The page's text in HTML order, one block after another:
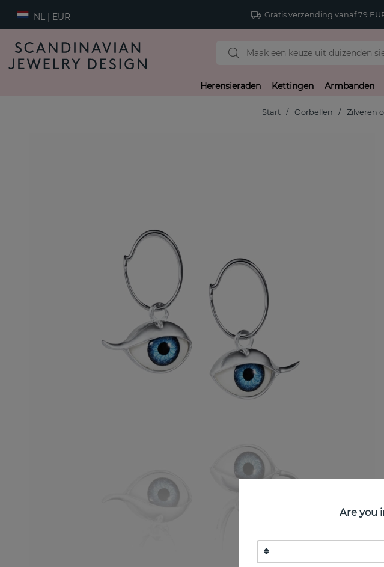
NL | EUR Gratis verzending vanaf 79
Herensieraden Kettingen Armbanden
Start Oorbellen Zilveren
Are you